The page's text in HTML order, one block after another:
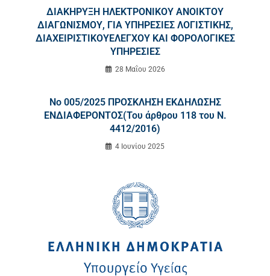
ΔΙΑΚΗΡΥΞΗ ΗΛΕΚΤΡΟΝΙΚΟΥ ΑΝΟΙΚΤΟΥ
ΔΙΑΓΩΝΙΣΜΟΥ, ΓΙΑ ΥΠΗΡΕΣΙΕΣ ΛΟΓΙΣΤΙΚΗΣ,
ΔΙΑΧΕΙΡΙΣΤΙΚΟΥΕΛΕΓΧΟΥ ΚΑΙ ΦΟΡΟΛΟΓΙΚΕΣ
ΥΠΗΡΕΣΙΕΣ
28 Μαΐου 2026
No 005/2025 ΠΡΟΣΚΛΗΣΗ ΕΚΔΗΛΩΣΗΣ
ΕΝΔΙΑΦΕΡΟΝΤΟΣ(Του άρθρου 118 του Ν.
4412/2016)
4 Ιουνίου 2025